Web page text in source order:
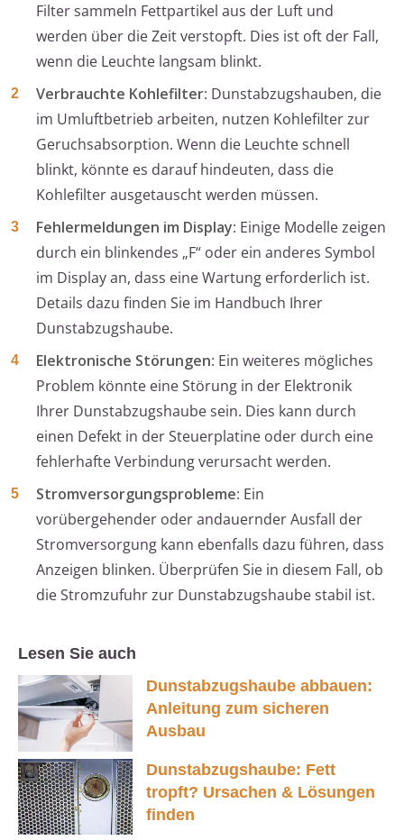
Filter sammeln Fettpartikel aus der Luft und
werden über die Zeit verstopft. Dies ist oft der Fall,
wenn die Leuchte langsam blinkt.
Verbrauchte Kohlefilter: Dunstabzugshauben, die
im Umluftbetrieb arbeiten, nutzen Kohlefilter zur
Geruchsabsorption. Wenn die Leuchte schnell
blinkt, könnte es darauf hindeuten, dass die
Kohlefilter ausgetauscht werden müssen.
Fehlermeldungen im Display: Einige Modelle zeigen
durch ein blinkendes „F“ oder ein anderes Symbol
im Display an, dass eine Wartung erforderlich ist.
Details dazu finden Sie im Handbuch Ihrer
Dunstabzugshaube.
Elektronische Störungen: Ein weiteres mögliches
Problem könnte eine Störung in der Elektronik
Ihrer Dunstabzugshaube sein. Dies kann durch
einen Defekt in der Steuerplatine oder durch eine
fehlerhafte Verbindung verursacht werden.
Stromversorgungsprobleme: Ein
vorübergehender oder andauernder Ausfall der
Stromversorgung kann ebenfalls dazu führen, dass
Anzeigen blinken. Überprüfen Sie in diesem Fall, ob
die Stromzufuhr zur Dunstabzugshaube stabil ist.
Lesen Sie auch
Dunstabzugshaube abbauen:
Anleitung zum sicheren
Ausbau
Dunstabzugshaube: Fett
tropft? Ursachen & Lösungen
finden